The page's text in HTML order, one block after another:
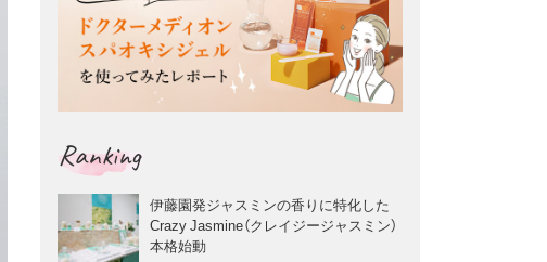
Ranking
伊藤園発ジャスミンの香りに特化した
Crazy Jasmine（クレイジージャスミン）
本格始動